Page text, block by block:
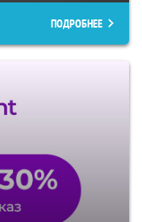
ПОДРОБНЕЕ